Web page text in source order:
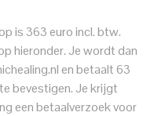
is 363 euro incl. btw.
hieronder. Je wordt dan
en betaalt 63
bevestigen. Je krijgt
een betaalverzoek voor